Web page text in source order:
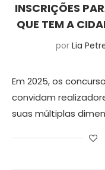
INSCRIÇÕES
QUE TEM A
por Lia
Em 2025, os
convidam
suas múltiplas